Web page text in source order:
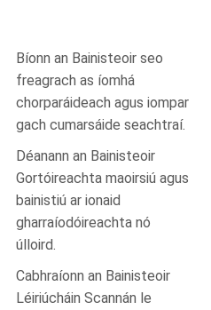
Bíonn an Bainisteoir seo
freagrach as íomhá
chorparáideach agus iompar
gach cumarsáide seachtraí.
Déanann an Bainisteoir
Gortóireachta maoirsiú agus
bainistiú ar ionaid
gharraíodóireachta nó
úlloird.
Cabhraíonn an Bainisteoir
Léiriúcháin Scannán le